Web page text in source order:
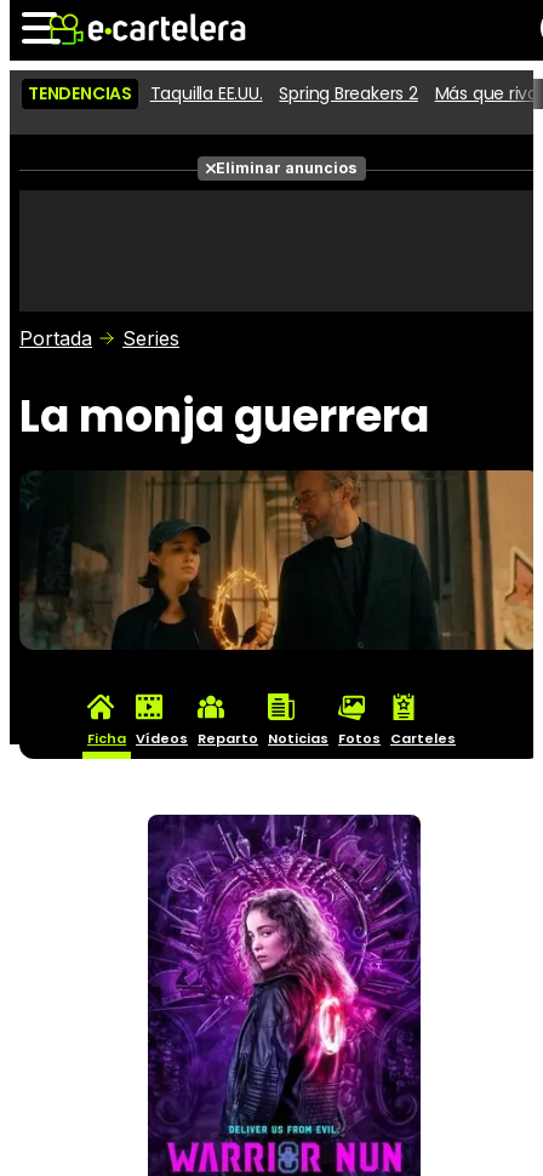
Noticias Cartelera
Películas
Críticas
TENDENCIAS Taquilla EE.UU. Spring Breakers 2 Más que
Eliminar anuncios
Portada Series
La monja guerrera
Ficha Vídeos Reparto Noticias Fotos Carteles